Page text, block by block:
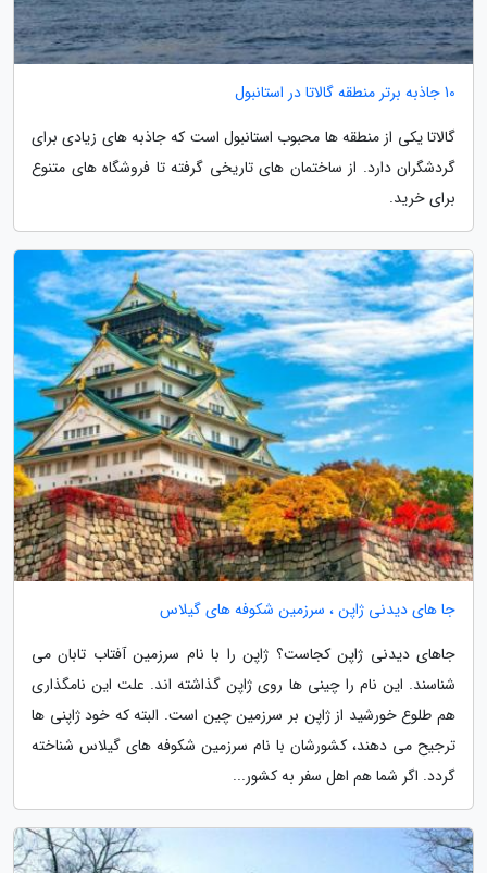
10 جاذبه برتر منطقه گالاتا در استانبول
گالاتا یکی از منطقه ها محبوب استانبول است که جاذبه های زیادی برای
گردشگران دارد. از ساختمان های تاریخی گرفته تا فروشگاه های متنوع
برای خرید.
جا های دیدنی ژاپن ، سرزمین شکوفه های گیلاس
جاهای دیدنی ژاپن کجاست؟ ژاپن را با نام سرزمین آفتاب تابان می
شناسند. این نام را چینی ها روی ژاپن گذاشته اند. علت این نامگذاری
هم طلوع خورشید از ژاپن بر سرزمین چین است. البته که خود ژاپنی ها
ترجیح می دهند، کشورشان با نام سرزمین شکوفه های گیلاس شناخته
گردد. اگر شما هم اهل سفر به کشور...